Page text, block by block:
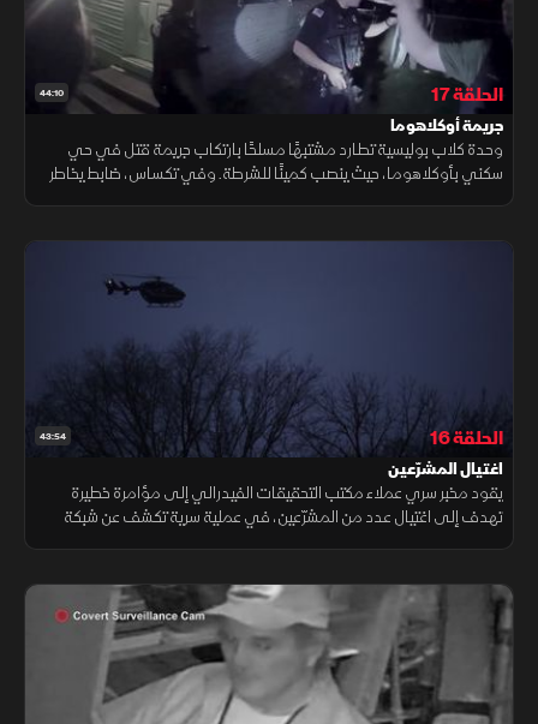
44:10 الحلقة 17
جريمة أوكلاهوما
وحدة كلاب بوليسية تطارد مشتبهًا مسلحًا بارتكاب جريمة قتل في حي
سكني بأوكلاهوما، حيث ينصب كمينًا للشرطة. وفي تكساس، ضابط يخاطر
43:54 الحلقة 16
اغتيال المشرّعين
يقود مخبر سري عملاء مكتب التحقيقات الفيدرالي إلى مؤامرة خطيرة
تهدف إلى اغتيال عدد من المشرّعين، في عملية سرية تكشف عن شبكة